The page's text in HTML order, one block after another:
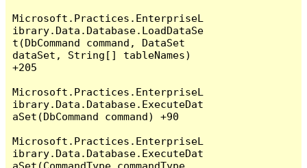
Microsoft.Practices.EnterpriseL
ibrary.Data.Database.LoadDataSe
t(DbCommand command, DataSet
dataSet, String[] tableNames)
+205
Microsoft.Practices.EnterpriseL
ibrary.Data.Database.ExecuteDat
aSet(DbCommand command) +90
Microsoft.Practices.EnterpriseL
ibrary.Data.Database.ExecuteDat
aSet(CommandType commandType,